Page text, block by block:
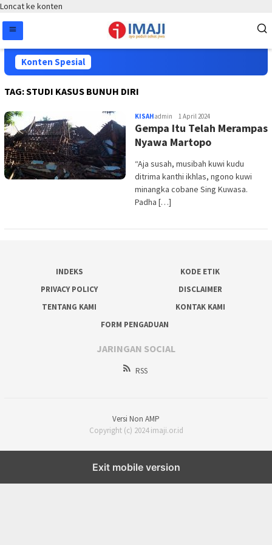
Loncat ke konten
Konten Spesial
TAG:STUDI KASUS BUNUH DIRI
KISAHadmin 1 April 2024
Gempa Itu Telah Merampas
Nyawa Martopo
“Aja susah, musibah kuwi kudu
ditrima kanthi ikhlas, ngono kuwi
minangka cobane Sing Kuwasa.
Padha […]
INDEKS
KODE ETIK
PRIVACY POLICY
DISCLAIMER
TENTANG KAMI
KONTAK KAMI
FORM PENGADUAN
JARINGAN SOCIAL
RSS
Versi Non AMP
Copyright (c) 2024 imaji.or.id
Exit mobile version